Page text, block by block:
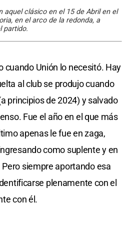
aquel clásico en el 15 de Abril en el
en el arco de la redonda, a
partido.
cuando Unión lo necesitó. Hay
al club se produjo cuando
principios de 2024) y salvado
Fue el año en el que más
apenas le fue en zaga,
como suplente y en
siempre aportando esa
plenamente con el
con él.